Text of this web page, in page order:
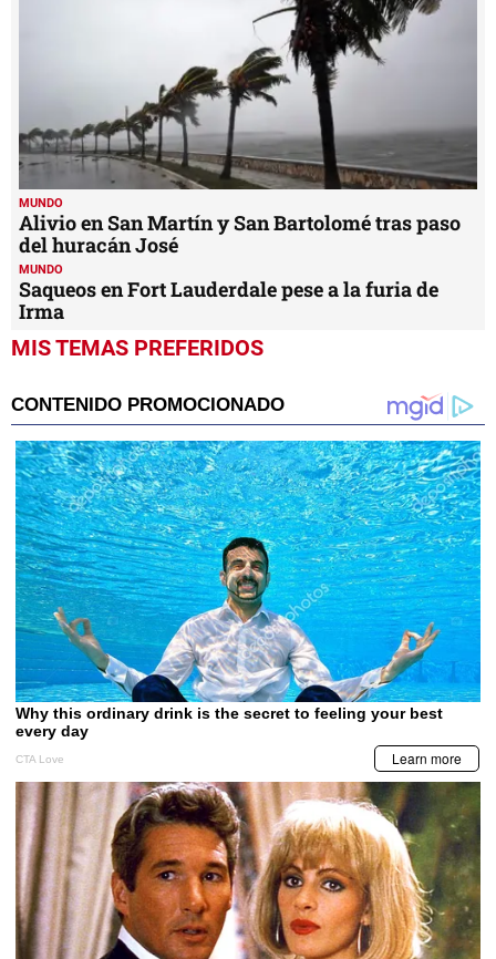
MUNDO
Alivio en San Martín y San Bartolomé tras paso
del huracán José
MUNDO
Saqueos en Fort Lauderdale pese a la furia de
Irma
MIS TEMAS PREFERIDOS